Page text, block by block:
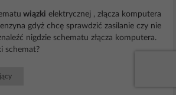
wiązki elektrycznej , złącza komputera
gdyż chcę sprawdzić zasilanie czy nie
nigdzie schematu złącza komputera.
schemat?